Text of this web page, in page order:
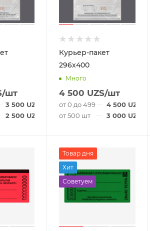
/шт
3 500UZS
2 500UZS
Курьер-пакет
296x400
Много
4 500 UZS/шт
от 0 до 499 шт 4 500 UZS
от 500 шт
3 000 UZS
Товар дня
Хит
Советуем